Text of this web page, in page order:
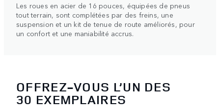
Les roues en acier de 16 pouces, équipées de pneus
tout terrain, sont complétées par des freins, une
suspension et un kit de tenue de route améliorés, pour
un confort et une maniabilité accrus.
OFFREZ-VOUS L’UN DES
30 EXEMPLAIRES